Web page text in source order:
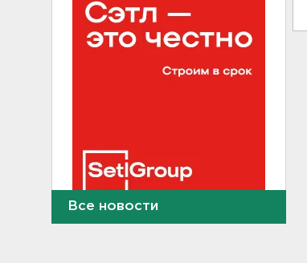
Все новости